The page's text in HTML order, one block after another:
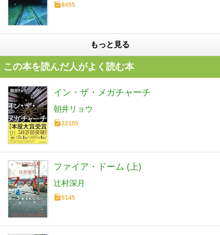
8455
もっと見る
この本を読んだ人がよく読む本
イン・ザ・メガチャーチ
朝井リョウ
22105
ファイア・ドーム (上)
辻村深月
5145